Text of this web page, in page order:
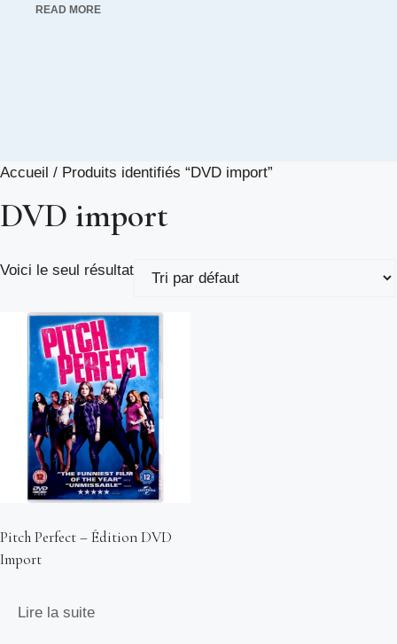
READ MORE
Accueil / Produits identifiés “DVD import”
DVD import
Voici le seul résultat
Pitch Perfect – Édition DVD
Import
Lire la suite